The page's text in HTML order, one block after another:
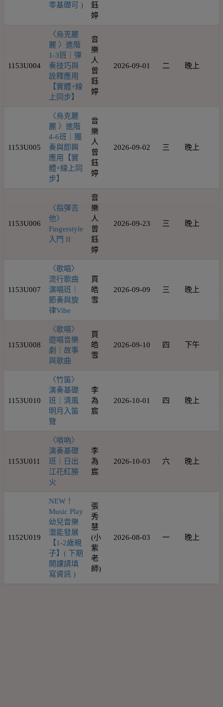
零基礎可 )
鈺
婷
1153U004
〈烏克麗
麗 〉進階
1-3班｜彈
奏技巧與
詮釋應用
【實體+線
上同步】
音
樂
人
曾
鈺
婷
2026-09-01 二 晚上
1153U005
〈烏克麗
麗 〉進階
4-6班｜獨
奏與即興
應用【實
體+線上同
步】
音
樂
人
曾
鈺
婷
2026-09-02 三 晚上
1153U006
〈指彈吉
他〉
Fingerstyle
入門 II
音
樂
人
曾
鈺
婷
2026-09-23 三 晚上
1153U007
〈歌唱〉
流行歌曲
演唱班｜
節奏與旋
律Vibe
買
皓
雪
2026-09-09 三 晚上
1153U008
〈歌唱〉
遊唱音樂
劇｜故事
與歌曲
買
皓
雪
2026-09-10 四 下午
1153U010
〈竹笛〉
演奏基礎
班｜清風
明月入笛
聲
李
為
宸
2026-10-01 四 晚上
1153U011
〈嗩吶〉
演奏基礎
班｜日出
江花紅勝
火
李
為
宸
2026-10-03 六 晚上
1152U019
NEW！
Music Play
幼兒音樂
潛能發展
【1-2歲親
子】( 下期
開課請填
寫資訊 )
張
秀
慧
(小
紫
老
師)
2026-08-03 一 晚上